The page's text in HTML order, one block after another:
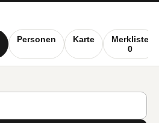
Personen Karte
Merkliste
0